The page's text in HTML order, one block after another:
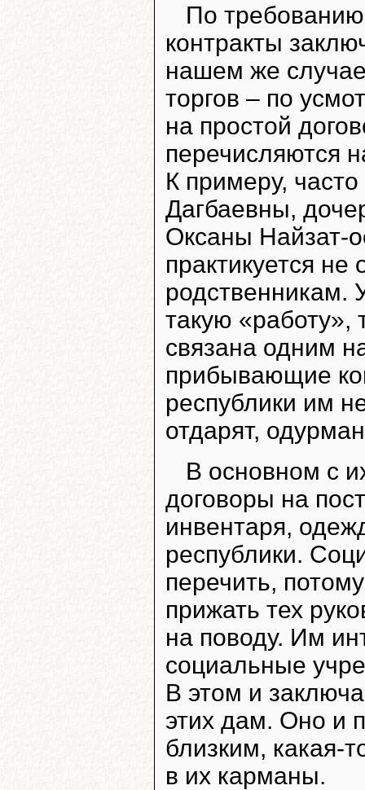
По
контракты
нашем же
торгов – по
на простой
перечисляются
К примеру,
Дагбаевны,
Оксаны Найзат-
практикуется
родственникам.
такую «работу»,
связана одним
прибывающие
республики им
отдарят,
В основном с
договоры на
инвентаря,
республики.
перечить,
прижать тех
на поводу. Им
социальные
В этом и
этих дам. Оно и
близким, какая-
в их карманы.